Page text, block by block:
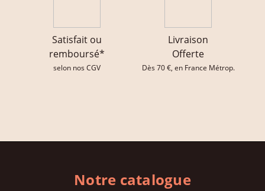
Satisfait ou
remboursé*
selon nos CGV
Livraison
Offerte
Dès 70 €, en France Métrop.
Notre catalogue